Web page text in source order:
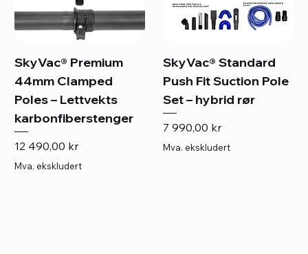
SkyVac® Premium
44mm Clamped
Poles – Lettvekts
karbonfiberstenger
Pris
12 490,00 kr
Mva. ekskludert
SkyVac® Standard
Push Fit Suction Pole
Set – hybrid rør
Pris
7 990,00 kr
Mva. ekskludert